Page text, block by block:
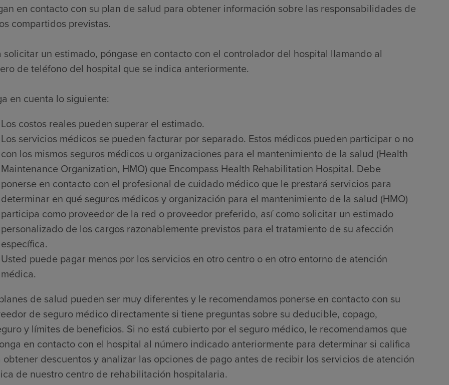
en contacto con su plan de salud para obtener información sobre las responsabilidades de
compartidos previstas.
solicitar un estimado, póngase en contacto con el controlador del hospital llamando al
de teléfono del hospital que se indica anteriormente.
en cuenta lo siguiente:
Los costos reales pueden superar el estimado.
Los servicios médicos se pueden facturar por separado. Estos médicos pueden participar o no
con los mismos seguros médicos u organizaciones para el mantenimiento de la salud (Health
Maintenance Organization, HMO) que Encompass Health Rehabilitation Hospital. Debe
ponerse en contacto con el profesional de cuidado médico que le prestará servicios para
determinar en qué seguros médicos y organización para el mantenimiento de la salud (HMO)
participa como proveedor de la red o proveedor preferido, así como solicitar un estimado
personalizado de los cargos razonablemente previstos para el tratamiento de su afección
específica.
Usted puede pagar menos por los servicios en otro centro o en otro entorno de atención
médica.
de salud pueden ser muy diferentes y le recomendamos ponerse en contacto con su
de seguro médico directamente si tiene preguntas sobre su deducible, copago,
y límites de beneficios. Si no está cubierto por el seguro médico, le recomendamos que
en contacto con el hospital al número indicado anteriormente para determinar si califica
obtener descuentos y analizar las opciones de pago antes de recibir los servicios de atención
de nuestro centro de rehabilitación hospitalaria.